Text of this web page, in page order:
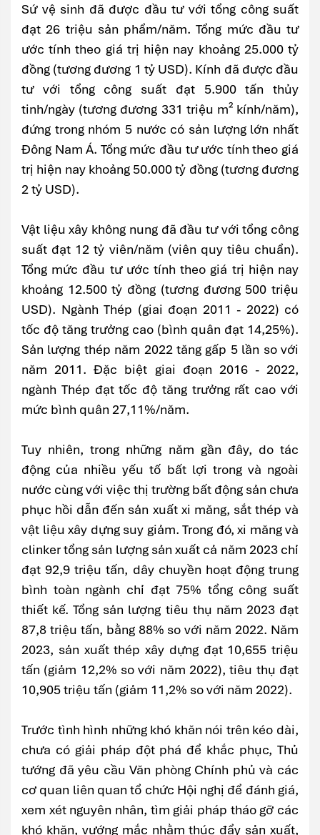
Sứ vệ sinh đã được đầu tư với tổng công suất
đạt 26 triệu sản phẩm/năm. Tổng mức đầu tư
ước tính theo giá trị hiện nay khoảng 25.000 tỷ
đồng (tương đương 1 tỷ USD). Kính đã được đầu
tư với tổng công suất đạt 5.900 tấn thủy
tinh/ngày (tương đương 331 triệu m² kính/năm),
đứng trong nhóm 5 nước có sản lượng lớn nhất
Đông Nam Á. Tổng mức đầu tư ước tính theo giá
trị hiện nay khoảng 50.000 tỷ đồng (tương đương
2 tỷ USD).
Vật liệu xây không nung đã đầu tư với tổng công
suất đạt 12 tỷ viên/năm (viên quy tiêu chuẩn).
Tổng mức đầu tư ước tính theo giá trị hiện nay
khoảng 12.500 tỷ đồng (tương đương 500 triệu
USD). Ngành Thép (giai đoạn 2011 - 2022) có
tốc độ tăng trưởng cao (bình quân đạt 14,25%).
Sản lượng thép năm 2022 tăng gấp 5 lần so với
năm 2011. Đặc biệt giai đoạn 2016 - 2022,
ngành Thép đạt tốc độ tăng trưởng rất cao với
mức bình quân 27,11%/năm.
Tuy nhiên, trong những năm gần đây, do tác
động của nhiều yếu tố bất lợi trong và ngoài
nước cùng với việc thị trường bất động sản chưa
phục hồi dẫn đến sản xuất xi măng, sắt thép và
vật liệu xây dựng suy giảm. Trong đó, xi măng và
clinker tổng sản lượng sản xuất cả năm 2023 chỉ
đạt 92,9 triệu tấn, dây chuyền hoạt động trung
bình toàn ngành chỉ đạt 75% tổng công suất
thiết kế. Tổng sản lượng tiêu thụ năm 2023 đạt
87,8 triệu tấn, bằng 88% so với năm 2022. Năm
2023, sản xuất thép xây dựng đạt 10,655 triệu
tấn (giảm 12,2% so với năm 2022), tiêu thụ đạt
10,905 triệu tấn (giảm 11,2% so với năm 2022).
Trước tình hình những khó khăn nói trên kéo dài,
chưa có giải pháp đột phá để khắc phục, Thủ
tướng đã yêu cầu Văn phòng Chính phủ và các
cơ quan liên quan tổ chức Hội nghị để đánh giá,
xem xét nguyên nhân, tìm giải pháp tháo gỡ các
khó khăn, vướng mắc nhằm thúc đẩy sản xuất,